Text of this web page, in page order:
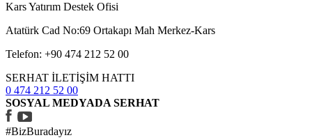
Kars Yatırım Destek Ofisi
Atatürk Cad No:69 Ortakapı Mah Merkez-Kars
Telefon: +90 474 212 52 00
SERHAT İLETİŞİM HATTI
0 474 212 52 00
SOSYAL MEDYADA SERHAT
#BizBuradayız